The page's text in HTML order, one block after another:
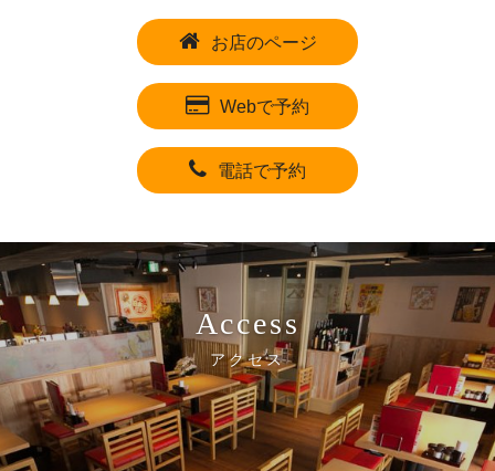
お店のページ
Webで予約
電話で予約
Access
アクセス